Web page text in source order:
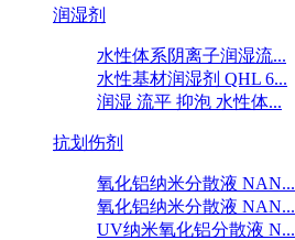
润湿剂
水性体系阴离子润湿流...
水性基材润湿剂 QHL 6...
润湿 流平 抑泡 水性体...
抗划伤剂
氧化铝纳米分散液 NAN...
氧化铝纳米分散液 NAN...
UV纳米氧化铝分散液 N...